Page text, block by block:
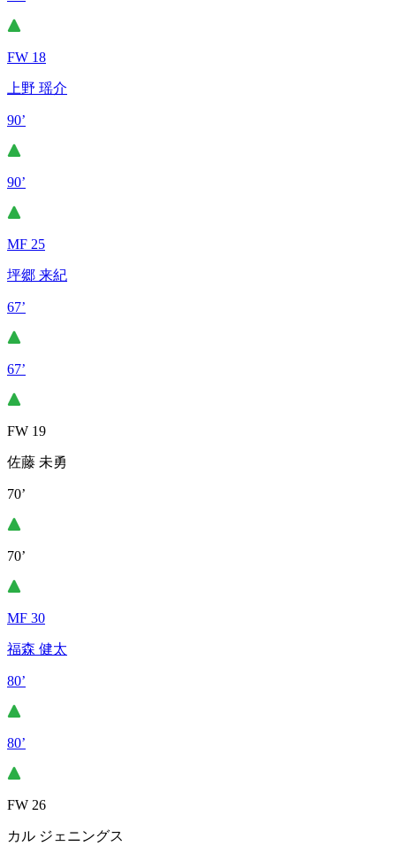
FW 18
上野 瑶介
90’
90’
MF 25
坪郷 来紀
67’
67’
FW 19
佐藤 未勇
70’
70’
MF 30
福森 健太
80’
80’
FW 26
カル ジェニングス